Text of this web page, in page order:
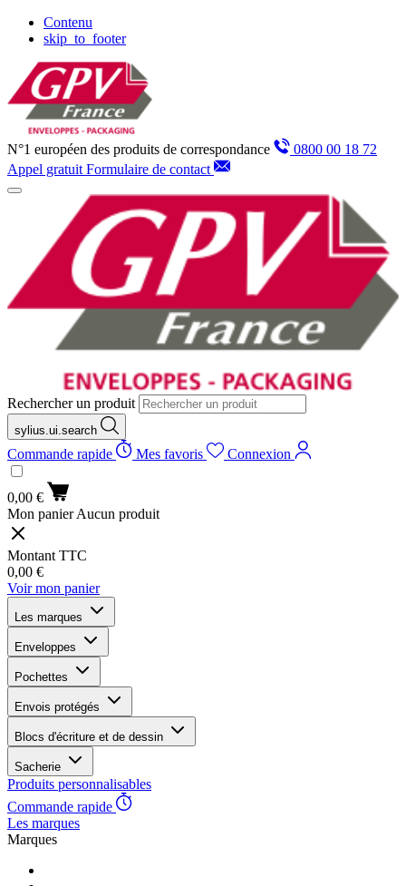
Contenu
skip_to_footer
N°1 européen des produits de correspondance
0800 00 18 72
Appel gratuit Formulaire de contact
Rechercher un produit
sylius.ui.search
Commande rapide Mes favoris Connexion
0,00 €
Mon panier Aucun produit
Montant TTC
0,00 €
Voir mon panier
Les marques
Enveloppes
Pochettes
Envois protégés
Blocs d'écriture et de dessin
Sacherie
Produits personnalisables
Commande rapide
Les marques
Marques